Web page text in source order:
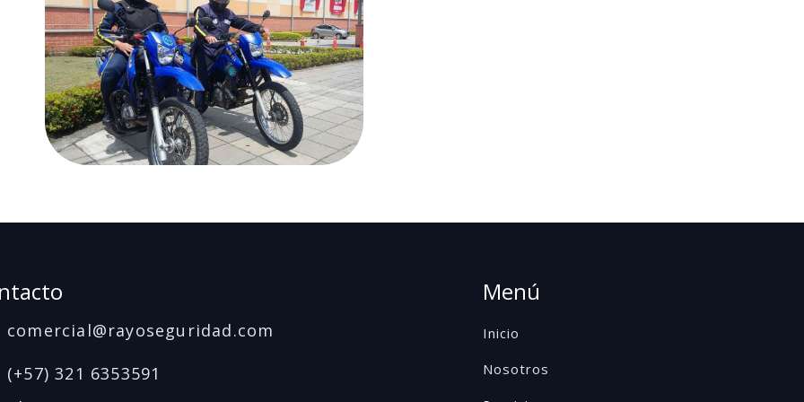
comercial@rayoseguridad.com
(+57) 321 6353591
Menú
Inicio
Nosotros